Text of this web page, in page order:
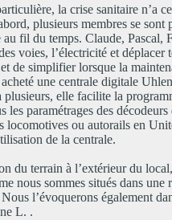
la crise sanitaire n’a
plusieurs membres se
fil du temps. Claude,
voies, l’électricité et
de simplifier lorsque la
une centrale digitale
elle facilite la
paramétrages des
ou autorails en
de la centrale.
du terrain à l’extérieur du
nous sommes situés dans
l’évoquerons également
L. .